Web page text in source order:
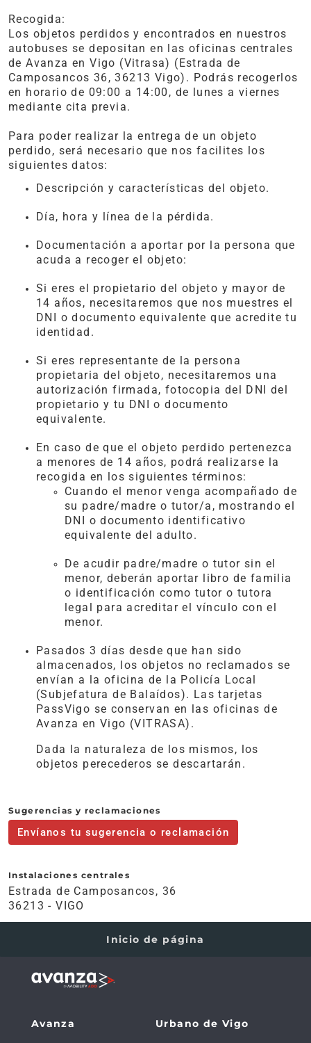
Recogida:
Los objetos perdidos y encontrados en nuestros
autobuses se depositan en las oficinas centrales
de Avanza en Vigo (Vitrasa) (Estrada de
Camposancos 36, 36213 Vigo). Podrás recogerlos
en horario de 09:00 a 14:00, de lunes a viernes
mediante cita previa.
Para poder realizar la entrega de un objeto
perdido, será necesario que nos facilites los
siguientes datos:
Descripción y características del objeto.
Día, hora y línea de la pérdida.
Documentación a aportar por la persona que
acuda a recoger el objeto:
Si eres el propietario del objeto y mayor de
14 años, necesitaremos que nos muestres el
DNI o documento equivalente que acredite tu
identidad.
Si eres representante de la persona
propietaria del objeto, necesitaremos una
autorización firmada, fotocopia del DNI del
propietario y tu DNI o documento
equivalente.
En caso de que el objeto perdido pertenezca
a menores de 14 años, podrá realizarse la
recogida en los siguientes términos:
Cuando el menor venga acompañado de
su padre/madre o tutor/a, mostrando el
DNI o documento identificativo
equivalente del adulto.
De acudir padre/madre o tutor sin el
menor, deberán aportar libro de familia
o identificación como tutor o tutora
legal para acreditar el vínculo con el
menor.
Pasados 3 días desde que han sido
almacenados, los objetos no reclamados se
envían a la oficina de la Policía Local
(Subjefatura de Balaídos). Las tarjetas
PassVigo se conservan en las oficinas de
Avanza en Vigo (VITRASA).
Dada la naturaleza de los mismos, los
objetos perecederos se descartarán.
Sugerencias y reclamaciones
Envíanos tu sugerencia o reclamación
Instalaciones centrales
Estrada de Camposancos, 36
36213 - VIGO
Inicio de página
Avanza Urbano de Vigo